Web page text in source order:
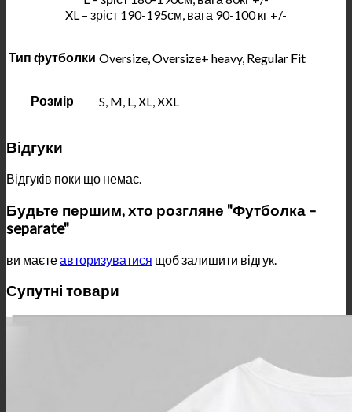
XL – зріст 190-195см, вага 90-100 кг +/-
Тип футболки Oversize, Oversize+ heavy, Regular Fit
Розмір S, M, L, XL, XXL
Відгуки
Відгуків поки що немає.
Будьте першим, хто розгляне "Футболка –
separate"
ви маєтеавторизуватися щоб залишити відгук.
Супутні товари